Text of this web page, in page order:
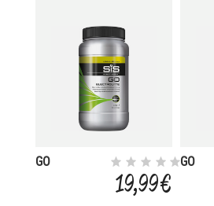
GO
19,99 €
GO